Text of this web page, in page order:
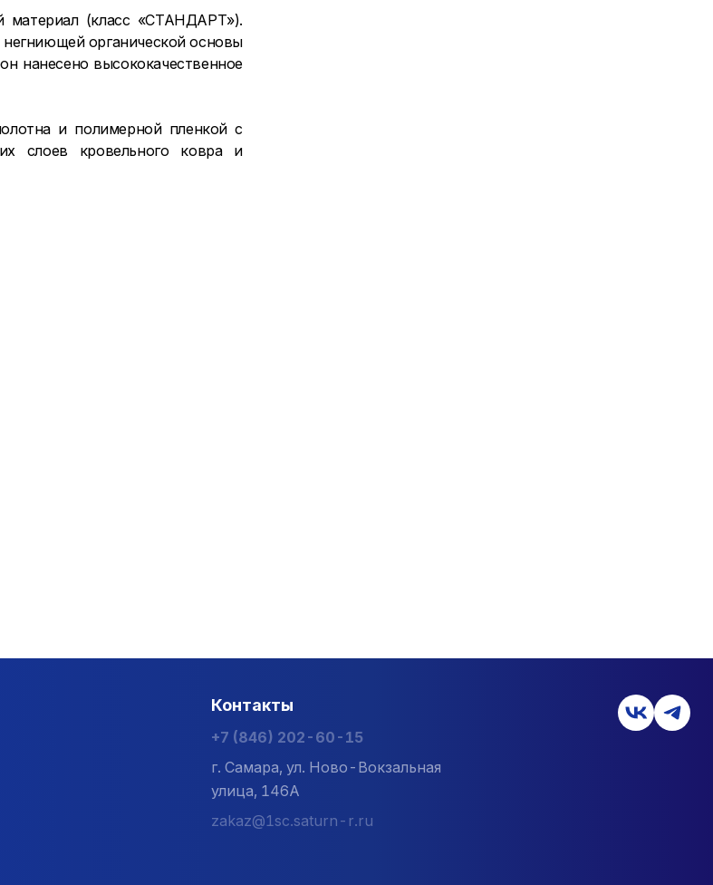
материал (класс «СТАНДАРТ»).
органической основы
нанесено высококачественное
и полимерной пленкой с
слоев кровельного ковра и
Контакты
+7 (846) 202-60-15
г. Самара, ул. Ново-Вокзальная
улица, 146А
zakaz@1sc.saturn-r.ru